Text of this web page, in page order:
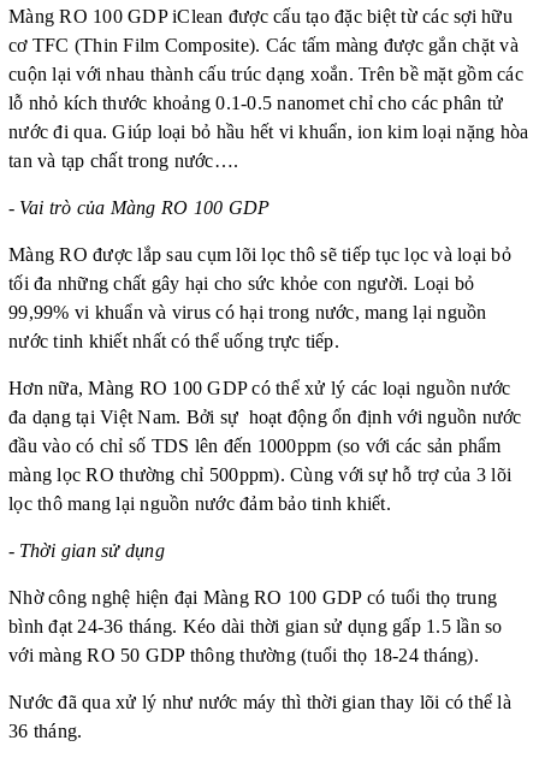
Màng RO 100 GDPiClean được cấu tạo đặc biệt từ các sợi hữu
cơ TFC (Thin Film Composite). Các tấm màng được gắn chặt và
cuộn lại với nhau thành cấu trúc dạng xoắn. Trên bề mặt gồm các
lỗ nhỏ kích thước khoảng 0.1-0.5 nanomet chỉ cho các phân tử
nước đi qua. Giúp loại bỏ hầu hết vi khuẩn, ion kim loại nặng hòa
tan và tạp chất trong nước….
- Vai trò của Màng RO 100 GDP
Màng RO được lắp sau cụm lõi lọc thô sẽ tiếp tục lọc và loại bỏ
tối đa những chất gây hại cho sức khỏe con người. Loại bỏ
99,99% vi khuẩn và virus có hại trong nước, mang lại nguồn
nước tinh khiết nhất có thể uống trực tiếp.
Hơn nữa, Màng RO 100 GDP có thể xử lý các loại nguồn nước
đa dạng tại Việt Nam. Bởi sự hoạt động ổn định với nguồn nước
đầu vào có chỉ số TDS lên đến 1000ppm (so với các sản phẩm
màng lọc RO thường chỉ 500ppm). Cùng với sự hỗ trợ của 3 lõi
lọc thô mang lại nguồn nước đảm bảo tinh khiết.
- Thời gian sử dụng
Nhờ công nghệ hiện đại Màng RO 100 GDP có tuổi thọ trung
bình đạt 24-36 tháng. Kéo dài thời gian sử dụng gấp 1.5 lần so
với màng RO 50 GDP thông thường (tuổi thọ 18-24 tháng).
Nước đã qua xử lý như nước máy thì thời gian thay lõi có thể là
36 tháng.